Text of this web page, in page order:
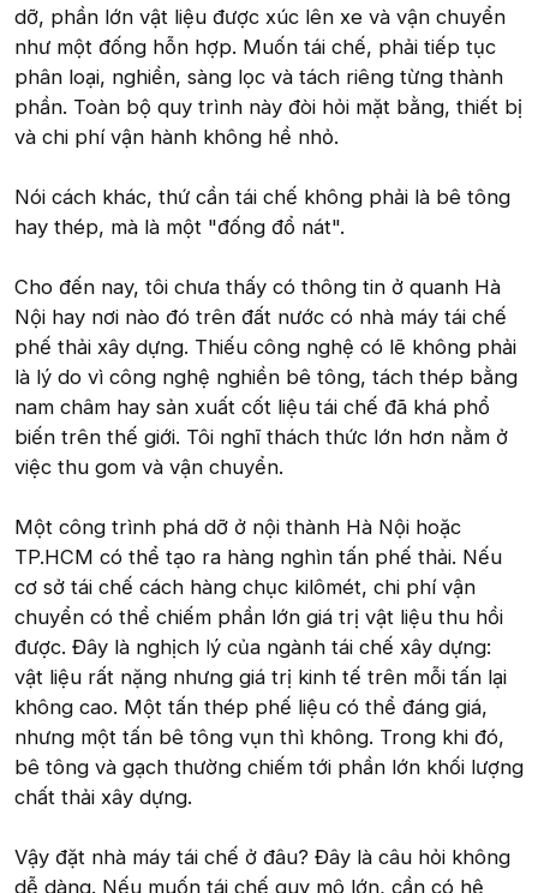
dỡ, phần lớn vật liệu được xúc lên xe và vận chuyển
như một đống hỗn hợp. Muốn tái chế, phải tiếp tục
phân loại, nghiền, sàng lọc và tách riêng từng thành
phần. Toàn bộ quy trình này đòi hỏi mặt bằng, thiết bị
và chi phí vận hành không hề nhỏ.
Nói cách khác, thứ cần tái chế không phải là bê tông
hay thép, mà là một "đống đổ nát".
Cho đến nay, tôi chưa thấy có thông tin ở quanh Hà
Nội hay nơi nào đó trên đất nước có nhà máy tái chế
phế thải xây dựng. Thiếu công nghệ có lẽ không phải
là lý do vì công nghệ nghiền bê tông, tách thép bằng
nam châm hay sản xuất cốt liệu tái chế đã khá phổ
biến trên thế giới. Tôi nghĩ thách thức lớn hơn nằm ở
việc thu gom và vận chuyển.
Một công trình phá dỡ ở nội thành Hà Nội hoặc
TP.HCM có thể tạo ra hàng nghìn tấn phế thải. Nếu
cơ sở tái chế cách hàng chục kilômét, chi phí vận
chuyển có thể chiếm phần lớn giá trị vật liệu thu hồi
được. Đây là nghịch lý của ngành tái chế xây dựng:
vật liệu rất nặng nhưng giá trị kinh tế trên mỗi tấn lại
không cao. Một tấn thép phế liệu có thể đáng giá,
nhưng một tấn bê tông vụn thì không. Trong khi đó,
bê tông và gạch thường chiếm tới phần lớn khối lượng
chất thải xây dựng.
Vậy đặt nhà máy tái chế ở đâu? Đây là câu hỏi không
dễ dàng. Nếu muốn tái chế quy mô lớn, cần có hệ